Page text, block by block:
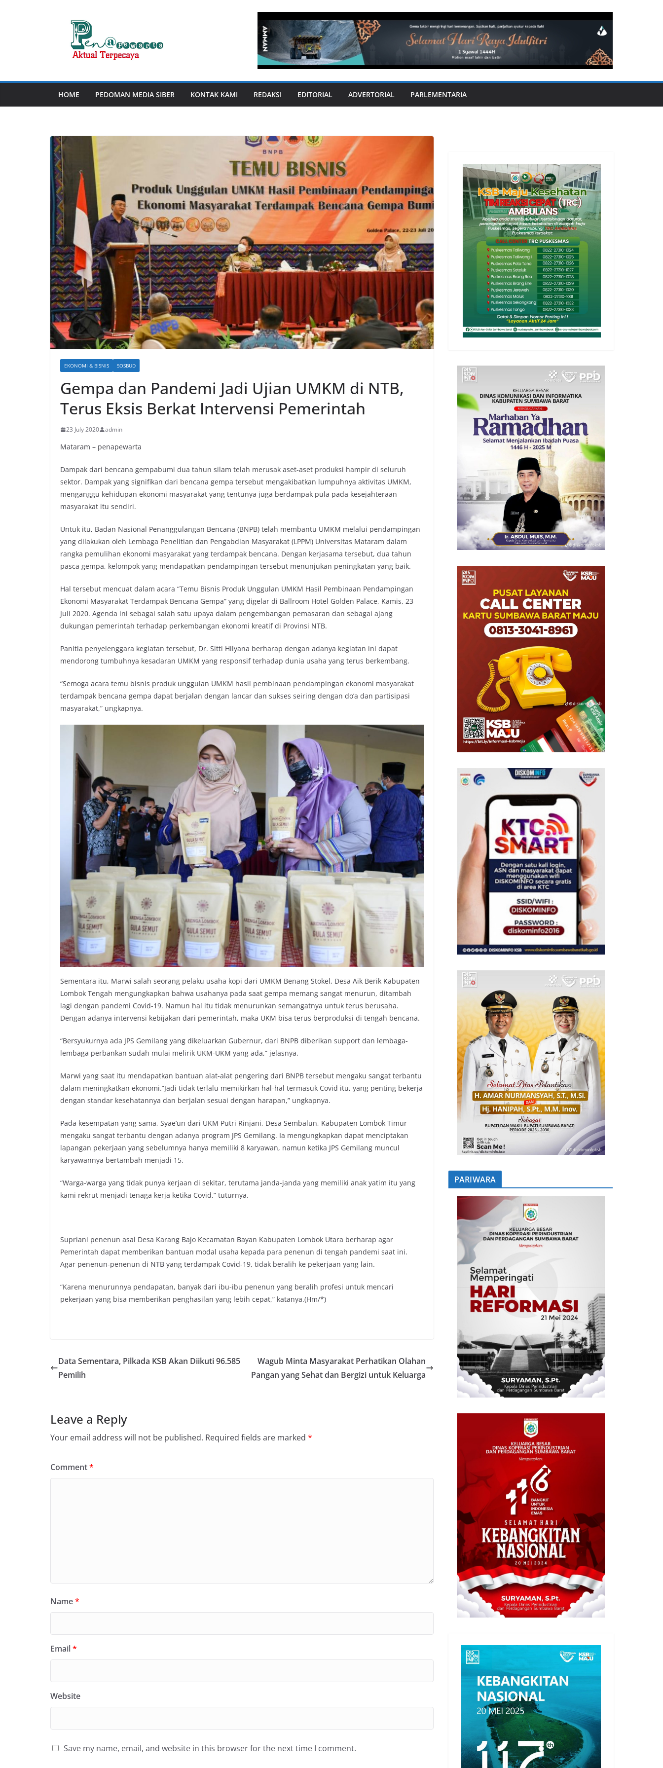
HOME PEDOMAN MEDIA SIBER KONTAK KAMI REDAKSI EDITORIAL ADVERTORIAL PARLEMENTARIA
EKONOMI & BISNIS SOSBUD
Gempa dan Pandemi Jadi Ujian UMKM di NTB,
Terus Eksis Berkat Intervensi Pemerintah
23 July 2020 admin
Mataram – penapewarta
Dampak dari bencana gempabumi dua tahun silam telah merusak aset-aset produksi hampir di seluruh
sektor. Dampak yang signifikan dari bencana gempa tersebut mengakibatkan lumpuhnya aktivitas UMKM,
menganggu kehidupan ekonomi masyarakat yang tentunya juga berdampak pula pada kesejahteraan
masyarakat itu sendiri.
Untuk itu, Badan Nasional Penanggulangan Bencana (BNPB) telah membantu UMKM melalui pendampingan
yang dilakukan oleh Lembaga Penelitian dan Pengabdian Masyarakat (LPPM) Universitas Mataram dalam
rangka pemulihan ekonomi masyarakat yang terdampak bencana. Dengan kerjasama tersebut, dua tahun
pasca gempa, kelompok yang mendapatkan pendampingan tersebut menunjukan peningkatan yang baik.
Hal tersebut mencuat dalam acara “Temu Bisnis Produk Unggulan UMKM Hasil Pembinaan Pendampingan
Ekonomi Masyarakat Terdampak Bencana Gempa” yang digelar di Ballroom Hotel Golden Palace, Kamis, 23
Juli 2020. Agenda ini sebagai salah satu upaya dalam pengembangan pemasaran dan sebagai ajang
dukungan pemerintah terhadap perkembangan ekonomi kreatif di Provinsi NTB.
Panitia penyelenggara kegiatan tersebut, Dr. Sitti Hilyana berharap dengan adanya kegiatan ini dapat
mendorong tumbuhnya kesadaran UMKM yang responsif terhadap dunia usaha yang terus berkembang.
“Semoga acara temu bisnis produk unggulan UMKM hasil pembinaan pendampingan ekonomi masyarakat
terdampak bencana gempa dapat berjalan dengan lancar dan sukses seiring dengan do’a dan partisipasi
masyarakat,” ungkapnya.
Sementara itu, Marwi salah seorang pelaku usaha kopi dari UMKM Benang Stokel, Desa Aik Berik Kabupaten
Lombok Tengah mengungkapkan bahwa usahanya pada saat gempa memang sangat menurun, ditambah
lagi dengan pandemi Covid-19. Namun hal itu tidak menurunkan semangatnya untuk terus berusaha.
Dengan adanya intervensi kebijakan dari pemerintah, maka UKM bisa terus berproduksi di tengah bencana.
“Bersyukurnya ada JPS Gemilang yang dikeluarkan Gubernur, dari BNPB diberikan support dan lembaga-
lembaga perbankan sudah mulai melirik UKM-UKM yang ada,” jelasnya.
Marwi yang saat itu mendapatkan bantuan alat-alat pengering dari BNPB tersebut mengaku sangat terbantu
dalam meningkatkan ekonomi.”Jadi tidak terlalu memikirkan hal-hal termasuk Covid itu, yang penting bekerja
dengan standar kesehatannya dan berjalan sesuai dengan harapan,” ungkapnya.
Pada kesempatan yang sama, Syae’un dari UKM Putri Rinjani, Desa Sembalun, Kabupaten Lombok Timur
mengaku sangat terbantu dengan adanya program JPS Gemilang. Ia mengungkapkan dapat menciptakan
lapangan pekerjaan yang sebelumnya hanya memiliki 8 karyawan, namun ketika JPS Gemilang muncul
karyawannya bertambah menjadi 15.
“Warga-warga yang tidak punya kerjaan di sekitar, terutama janda-janda yang memiliki anak yatim itu yang
kami rekrut menjadi tenaga kerja ketika Covid,” tuturnya.
Supriani penenun asal Desa Karang Bajo Kecamatan Bayan Kabupaten Lombok Utara berharap agar
Pemerintah dapat memberikan bantuan modal usaha kepada para penenun di tengah pandemi saat ini.
Agar penenun-penenun di NTB yang terdampak Covid-19, tidak beralih ke pekerjaan yang lain.
“Karena menurunnya pendapatan, banyak dari ibu-ibu penenun yang beralih profesi untuk mencari
pekerjaan yang bisa memberikan penghasilan yang lebih cepat,” katanya.(Hm/*)
Data Sementara, Pilkada KSB Akan Diikuti 96.585
Pemilih
Wagub Minta Masyarakat Perhatikan Olahan
Pangan yang Sehat dan Bergizi untuk Keluarga
Leave a Reply
Your email address will not be published. Required fields are marked *
Comment*
Name*
Email*
Website
Save my name, email, and website in this browser for the next time I comment.
PARIWARA